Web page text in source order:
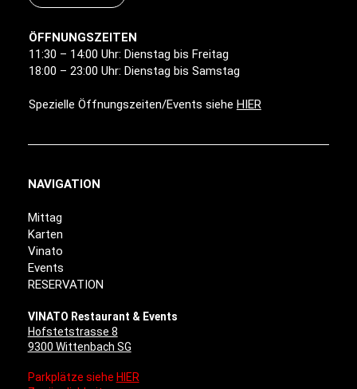
ÖFFNUNGSZEITEN
11:30 – 14:00 Uhr: Dienstag bis Freitag
18:00 – 23:00 Uhr: Dienstag bis Samstag
Spezielle Öffnungszeiten/Events siehe HIER
VINATO Restaurant & Events
Hofstetstrasse 8
9300 Wittenbach SG
Parkplätze siehe HIER
NAVIGATION
Mittag
Karten
Vinato
Events
RESERVATION